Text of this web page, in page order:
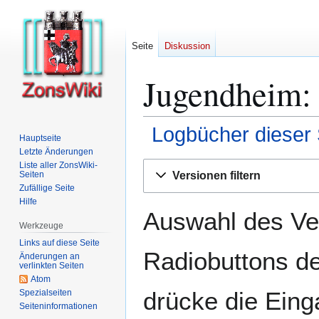
Logbücher dieser
Navigation
Suche
Versionen filtern
Auswahl des
Radiobuttons
drücke die
Seite Diskussion
Hauptseite
Letzte Änderungen
Liste aller ZonsWiki-
Seiten
Zufällige Seite
Hilfe
Werkzeuge
Links auf diese Seite
Änderungen an
verlinkten Seiten
Atom
Spezialseiten
Seiten­­informationen